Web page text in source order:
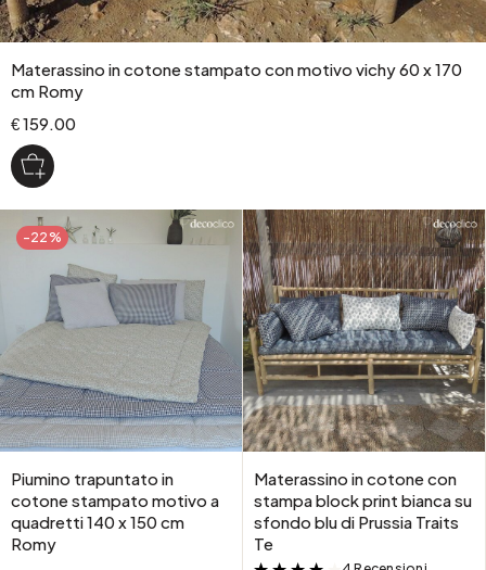
Materassino in cotone stampato con motivo vichy 60 x 170
cm Romy
€ 159.00
-22%
Piumino trapuntato in
cotone stampato motivo a
quadretti 140 x 150 cm
Romy
Materassino in cotone con
stampa block print bianca su
sfondo blu di Prussia Traits
Te